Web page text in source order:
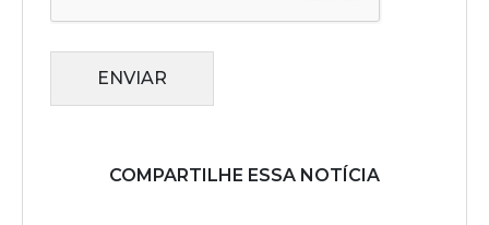
ENVIAR
COMPARTILHE ESSA NOTÍCIA